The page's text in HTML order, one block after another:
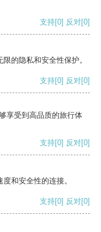
支持[0] 反对[0]
的隐私和安全性保护。
支持[0] 反对[0]
享受到高品质的旅行体
支持[0] 反对[0]
和安全性的连接。
支持[0] 反对[0]